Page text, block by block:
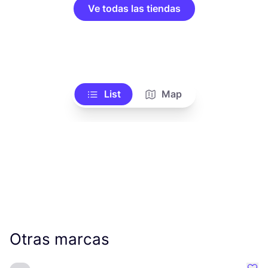
Ve todas las tiendas
List Map
Otras marcas